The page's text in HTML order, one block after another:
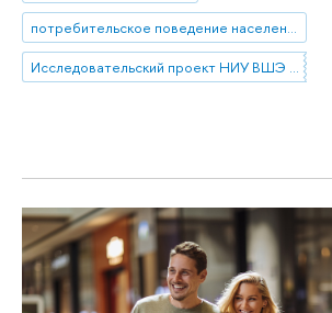
потребительское поведение населения
Исследовательский проект НИУ ВШЭ «Экономическое поведение домашних хозяйств»